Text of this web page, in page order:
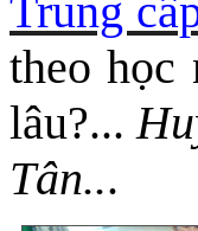
Trung
theo học
lâu?...
Tân...